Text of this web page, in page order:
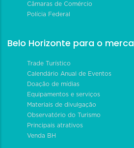
Câmaras de Comércio
Polícia Federal
Belo Horizonte para o
Trade Turístico
Calendário Anual de Eventos
Doação de mídias
Equipamentos e serviços
Materiais de divulgação
Observatório do Turismo
Principais atrativos
Venda BH